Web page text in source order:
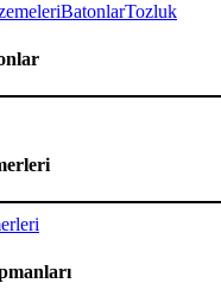
BatonlarTozluk